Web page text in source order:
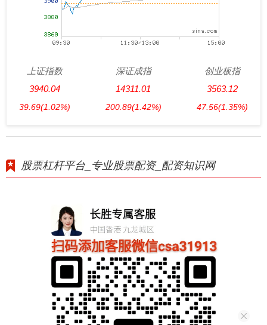
上证指数
3940.04
39.69(1.02%)
深证成指
14311.01
200.89(1.42%)
创业板指
3563.12
47.56(1.35%)
股票杠杆平台_专业股票配资_配资知识网